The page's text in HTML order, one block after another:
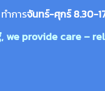
ทำการจันทร์-ศุกร์ 8.30-
, we provide care –